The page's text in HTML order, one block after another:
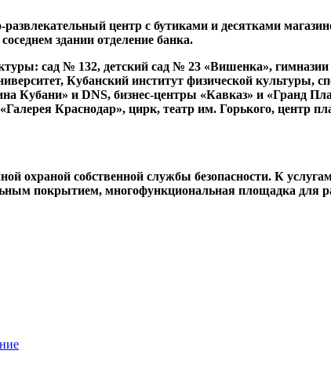
центр с бутиками и десятками
здании отделение банка.
сад № 132, детский сад № 23 «Вишенка»,
Кубанский институт физической культуры,
Кубани» и DNS, бизнес-центры «Кавказ» и «Гранд
Краснодар», цирк, театр им. Горького, центр
охраной собственной службы безопасности. К
покрытием, многофункциональная площадка